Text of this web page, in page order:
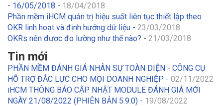
- 16/05/2018 - 18/04/2018
Phần mềm iHCM quản trị hiệu suất liên tục thiết lập theo
OKR linh hoạt và định hướng dữ liệu - 23/03/2018
OKRs nên được đo lường như thế nào? - 21/03/2018
Tin mới
PHẦN MỀM ĐÁNH GIÁ NHÂN SỰ TOÀN DIỆN - CÔNG CỤ
HỖ TRỢ ĐẮC LỰC CHO MỌI DOANH NGHIỆP - 02/11/2022
iHCM THÔNG BÁO CẬP NHẬT MODULE ĐÁNH GIÁ MỚI
NGÀY 21/08/2022 (PHIÊN BẢN 5.9.0) - 19/08/2022